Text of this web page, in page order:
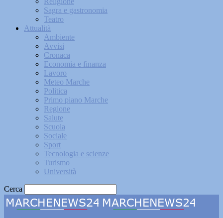
Sagra e gastronomia
Teatro
Attualità
Ambiente
Avvisi
Cronaca
Economia e finanza
Lavoro
Meteo Marche
Politica
Primo piano Marche
Regione
Salute
Scuola
Sociale
Sport
Tecnologia e scienze
Turismo
Università
Cerca